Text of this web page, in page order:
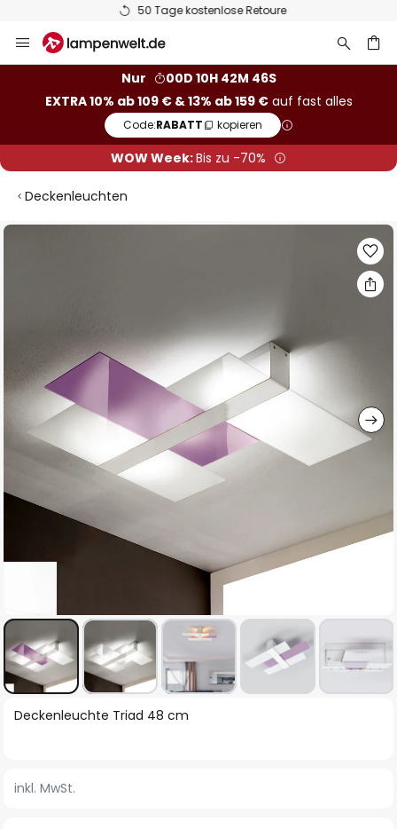
50 Tage kostenlose Retoure
Inhalt
Nur
00D 10H 42M 46S
EXTRA 10% ab 109 € & 13% ab 159 €auf fast alles
Code:RABATT kopieren
WOW Week:Bis zu -70%
Deckenleuchten
Zum
Zum
springen
Deckenleuchte Triad 48 cm
inkl. MwSt.